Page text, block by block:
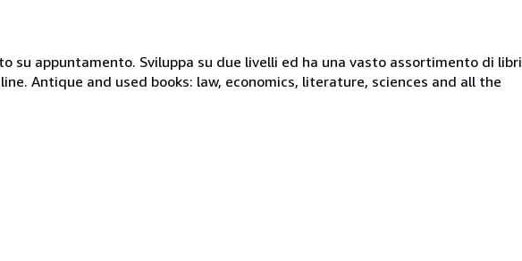
su appuntamento. Sviluppa su due livelli ed ha una vasto assortimento di libri
Antique and used books: law, economics, literature, sciences and all the